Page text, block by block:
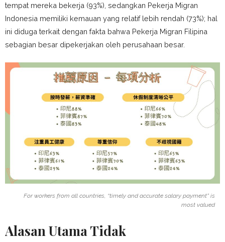
tempat mereka bekerja (93%), sedangkan Pekerja Migran
Indonesia memiliki kemauan yang relatif lebih rendah (73%); hal
ini diduga terkait dengan fakta bahwa Pekerja Migran Filipina
sebagian besar dipekerjakan oleh perusahaan besar.
For workers from all countries, “timely and accurate salary payment” is
most valued
Alasan Utama Tidak